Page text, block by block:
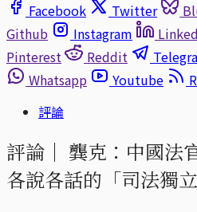
Facebook
Twitter
Github
Instagram
Pinterest
Reddit
Whatsapp
Youtube
評論
評論｜ 龔克：中國法
各說各話的「司法獨立